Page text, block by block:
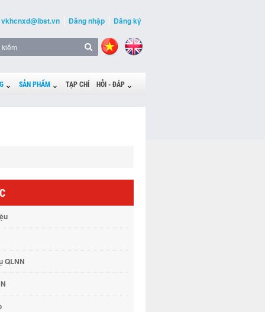
vkhcnxd@ibst.vn Đăng nhập Đăng ký
SẢN PHẨM TẠP CHÍ HỎI - ĐÁP
QLNN